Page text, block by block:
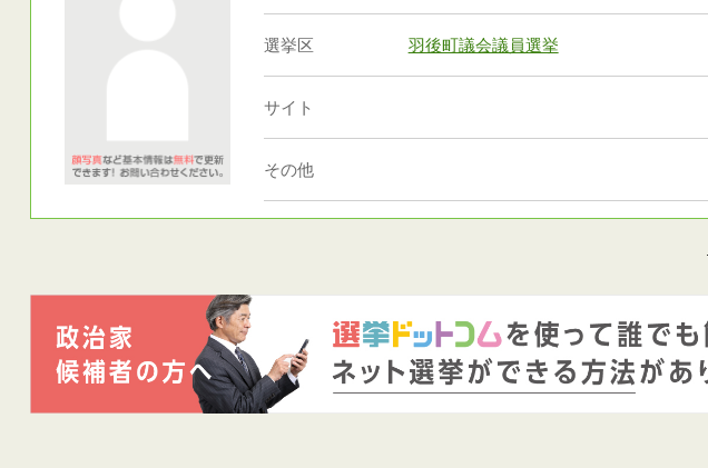
選挙区 羽後町議会議員選挙
サイト
その他